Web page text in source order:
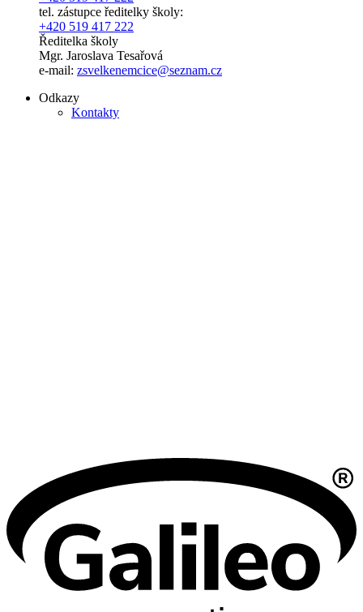
tel. zástupce ředitelky školy:
+420 519 417 222
Ředitelka školy
Mgr. Jaroslava Tesařová
e-mail: zsvelkenemcice@seznam.cz
Odkazy
Kontakty